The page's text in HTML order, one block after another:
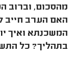
מהסכום, וברוב
האם הערב חייב
המשכנתא ואיך
בתהליך? כל